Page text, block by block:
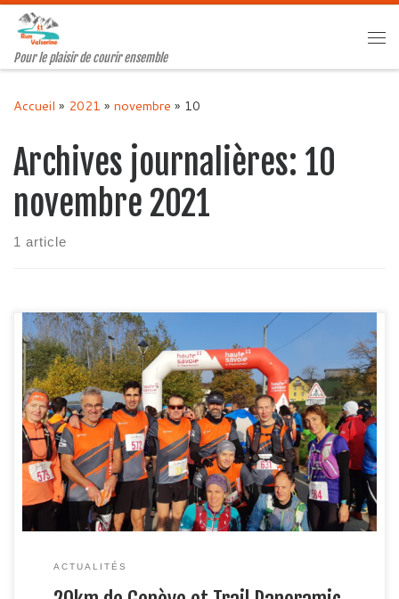
Passer au contenu
Pour le plaisir de courir ensemble
Accueil » 2021 » novembre » 10
Archives journalières: 10
novembre 2021
1 article
Ce week-end, une quinzaine de membres de Run Valserine
était de sortie… 20Km de Genève Pour une fois, Jef a
mangé du bitume. De dimanche c’était les 20km de
Genève aéroport.Une course sur route, une 1ère pour moi
depuis des années.Ma boîte nous offrant la course, je ne
pouvais qu’y […]
ACTUALITÉS